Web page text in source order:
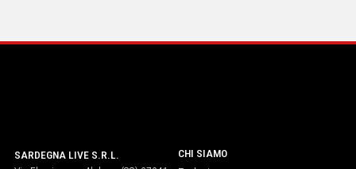
SARDEGNA LIVE S.R.L.
CHI SIAMO